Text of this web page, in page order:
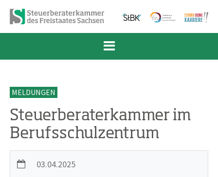
Zum Inhalt springen
Zur Navigation springen
Zum Fußbereich und Kontakt springen
MELDUNGEN
Steuerberaterkammer im
Berufsschulzentrum
03.04.2025